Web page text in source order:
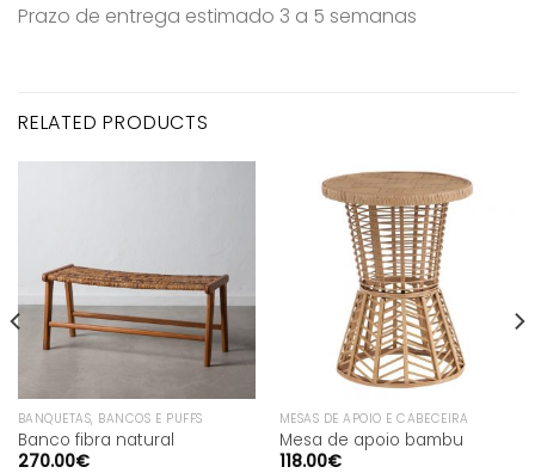
Prazo de entrega estimado 3 a 5 semanas
RELATED PRODUCTS
BANQUETAS, BANCOS E PUFFS
Banco fibra natural
270.00€
MESAS DE APOIO E CABECEIRA
Mesa de apoio bambu
118.00€